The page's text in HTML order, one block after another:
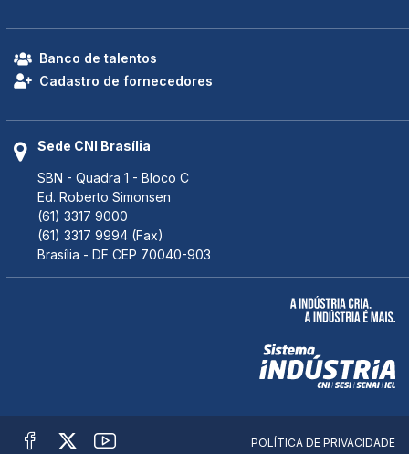
Banco de talentos
Cadastro de fornecedores
Sede CNI Brasília
SBN - Quadra 1 - Bloco C
Ed. Roberto Simonsen
(61) 3317 9000
(61) 3317 9994 (Fax)
Brasília - DF CEP 70040-903
POLÍTICA DE PRIVACIDADE